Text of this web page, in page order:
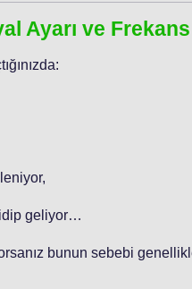
Ayarı ve
geliyor…
bunun sebebi